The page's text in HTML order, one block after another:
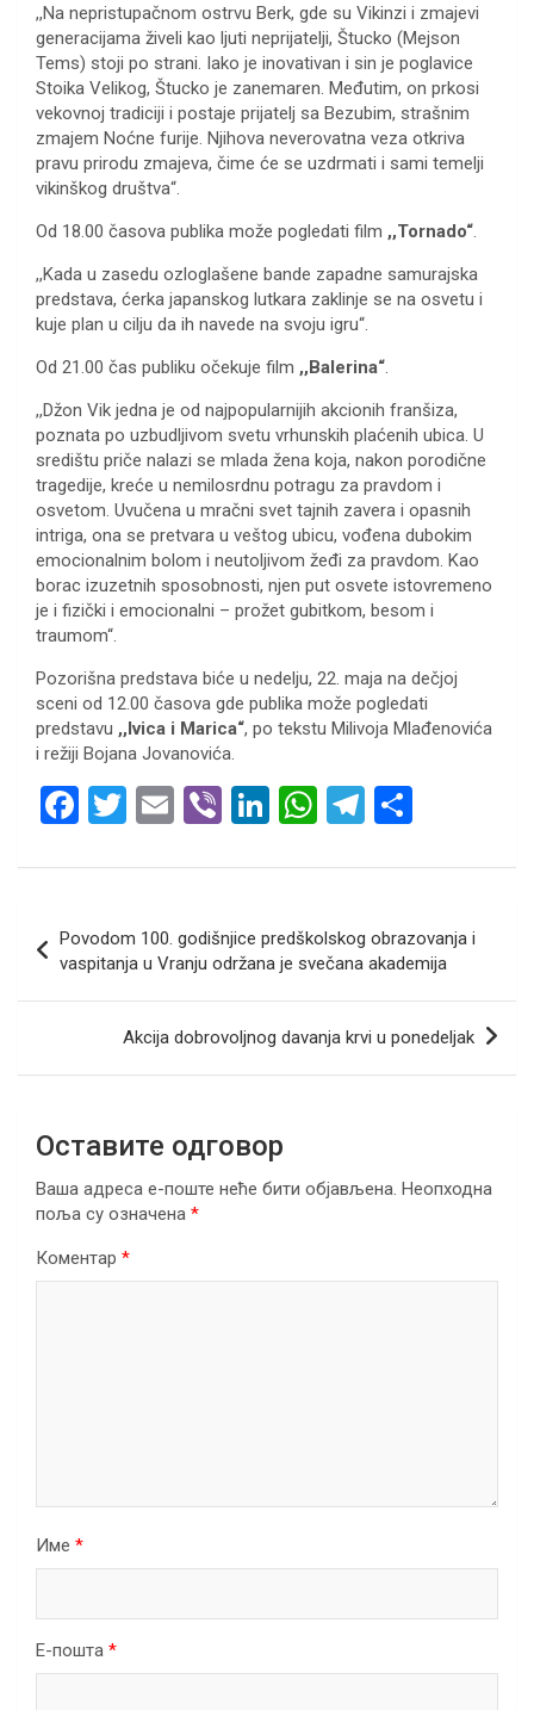
,,Na nepristupačnom ostrvu Berk, gde su Vikinzi i zmajevi
generacijama živeli kao ljuti neprijatelji, Štucko (Mejson
Tems) stoji po strani. Iako je inovativan i sin je poglavice
Stoika Velikog, Štucko je zanemaren. Međutim, on prkosi
vekovnoj tradiciji i postaje prijatelj sa Bezubim, strašnim
zmajem Noćne furije. Njihova neverovatna veza otkriva
pravu prirodu zmajeva, čime će se uzdrmati i sami temelji
vikinškog društva“.
Od 18.00 časova publika može pogledati film ,,Tornado“.
,,Kada u zasedu ozloglašene bande zapadne samurajska
predstava, ćerka japanskog lutkara zaklinje se na osvetu i
kuje plan u cilju da ih navede na svoju igru“.
Od 21.00 čas publiku očekuje film ,,Balerina“.
,,Džon Vik jedna je od najpopularnijih akcionih franšiza,
poznata po uzbudljivom svetu vrhunskih plaćenih ubica. U
središtu priče nalazi se mlada žena koja, nakon porodične
tragedije, kreće u nemilosrdnu potragu za pravdom i
osvetom. Uvučena u mračni svet tajnih zavera i opasnih
intriga, ona se pretvara u veštog ubicu, vođena dubokim
emocionalnim bolom i neutoljivom žeđi za pravdom. Kao
borac izuzetnih sposobnosti, njen put osvete istovremeno
je i fizički i emocionalni – prožet gubitkom, besom i
traumom“.
Pozorišna predstava biće u nedelju, 22. maja na dečjoj
sceni od 12.00 časova gde publika može pogledati
predstavu ,,Ivica i Marica“, po tekstu Milivoja Mlađenovića
i režiji Bojana Jovanovića.
F
ce
o
o
T
tt
er
E
ail
Vi
er
Li
ke
dI
n
W
at
s
A
p
p
T
e
gr
a
m
ar
чланка
Povodom 100. godišnjice predškolskog obrazovanja i
vaspitanja u Vranju održana je svečana akademija
Akcija dobrovoljnog davanja krvi u ponedeljak
Оставите одговор
Ваша адреса е-поште неће бити објављена. Неопходна
поља су означена *
Коментар *
Име *
Е-пошта *